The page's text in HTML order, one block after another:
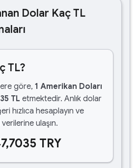
Dolar Kaç TL
TL?
göre, 1 Amerikan Doları
TL etmektedir. Anlık dolar
hızlıca hesaplayın ve
ulaşın.
TRY